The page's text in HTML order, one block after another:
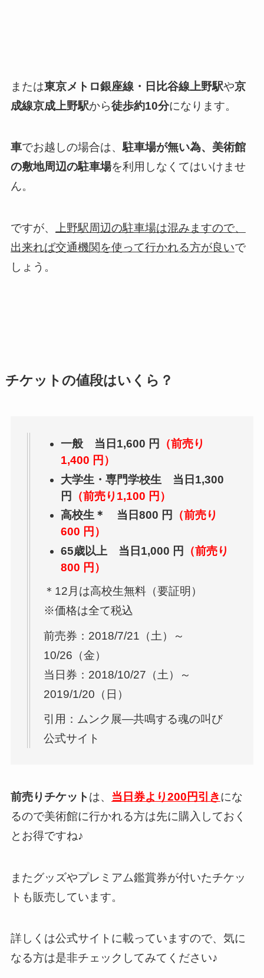
または東京メトロ銀座線・日比谷線上野駅や京
成線京成上野駅から徒歩約10分になります。
車でお越しの場合は、駐車場が無い為、美術館
の敷地周辺の駐車場を利用しなくてはいけませ
ん。
ですが、
上野駅周辺の駐車場は混みますので、
出来れば交通機関を使って行かれる方が良いで
しょう。
チケットの値段はいくら？
一般 当日1,600 円
（前売り
1,400 円）
大学生・専門学校生 当日1,300
円
（前売り1,100 円）
高校生＊ 当日800 円
（前売り
600 円）
65歳以上 当日1,000 円
（前売り
800 円）
＊12月は高校生無料（要証明）
※価格は全て税込
前売券：2018/7/21（土）～
10/26（金）
当日券：2018/10/27（土）～
2019/1/20（日）
引用：ムンク展―共鳴する魂の叫び
公式サイト
前売りチケットは、 当日券より200円引きにな
るので美術館に行かれる方は先に購入しておく
とお得ですね♪
またグッズやプレミアム鑑賞券が付いたチケッ
トも販売しています。
詳しくは公式サイトに載っていますので、気に
なる方は是非チェックしてみてください♪